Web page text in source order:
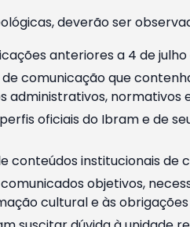
deverão ser
anteriores a 4 de
comunicação que
normativos
oficiais do Ibram e de
conteúdos institucionais de
objetivos,
cultural e às